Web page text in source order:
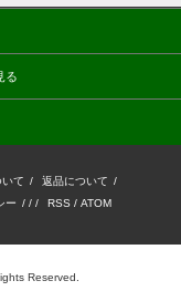
る
て / 返品について /
ー / / / RSS / ATOM
Reserved.